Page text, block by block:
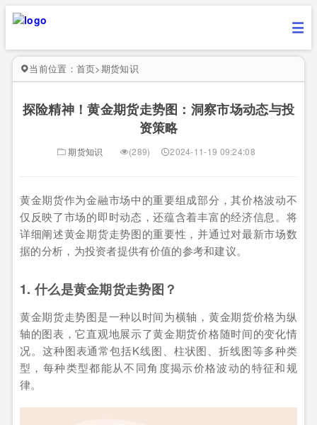
当前位置： 首页>期货知识
探险精神！黄金期货走势图：洞察市场动态与投
资策略
期货知识 (289) 2024-11-19 09:24:08
黄金期货作为金融市场中的重要组成部分，其价格波动不
仅反映了市场的即时动态，还蕴含着丰富的经济信息。将
详细阐述黄金期货走势图的重要性，并通过对最新市场数
据的分析，为投资者提供有价值的参考和建议。
1. 什么是黄金期货走势图？
黄金期货走势图是一种以时间为横轴，黄金期货价格为纵
轴的图表，它直观地展示了黄金期货价格随时间的变化情
况。这种图表通常包括K线图、柱状图、折线图等多种类
型，每种类型都能从不同角度揭示价格波动的特征和规
律。